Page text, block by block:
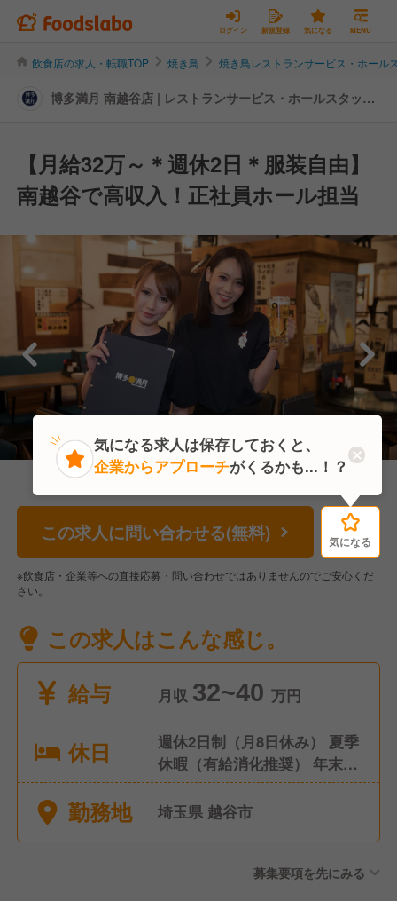
ログイン 新規登録 気になる MENU
飲食店の求人・転職TOP 焼き鳥 焼き鳥レストランサービス・ホール
博多満月 南越谷店 | レストランサービス・ホールスタッフ
【月給32万～＊週休2日＊服装自由】
南越谷で高収入！正社員ホール担当
この求人に問い合わせる(無料) 気になる
※飲食店・企業等への直接応募・問い合わせではありませんのでご安心くだ
さい。
この求人はこんな感じ。
給与
月収 32~40 万円
休日
週休2日制（月8日休み） 夏季
休暇（有給消化推奨） 年末年
始休暇（有給消化推奨） GW
休暇（有給消化推奨）
勤務地 埼玉県 越谷市
募集要項を先にみる
気になる
気になる求人は保存しておくと、
企業からアプローチがくるかも...！？